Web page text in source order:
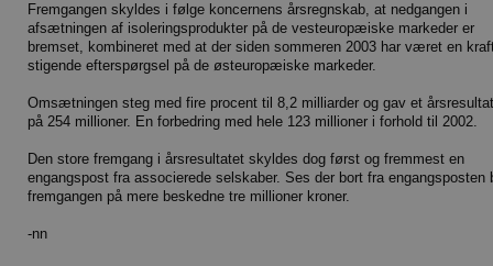
Fremgangen skyldes i følge koncernens årsregnskab, at nedgangen i
afsætningen af isoleringsprodukter på de vesteuropæiske markeder er
bremset, kombineret med at der siden sommeren 2003 har været en
stigende efterspørgsel på de østeuropæiske markeder.
Omsætningen steg med fire procent til 8,2 milliarder og gav et
på 254 millioner. En forbedring med hele 123 millioner i forhold til 2002.
Den store fremgang i årsresultatet skyldes dog først og fremmest en
engangspost fra associerede selskaber. Ses der bort fra engangsposten
fremgangen på mere beskedne tre millioner kroner.
-nn